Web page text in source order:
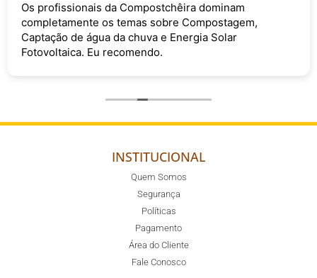
Os profissionais da Compostchêira dominam
completamente os temas sobre Compostagem,
Captação de água da chuva e Energia Solar
Fotovoltaica. Eu recomendo.
INSTITUCIONAL
Quem Somos
Segurança
Políticas
Pagamento
Área do Cliente
Fale Conosco